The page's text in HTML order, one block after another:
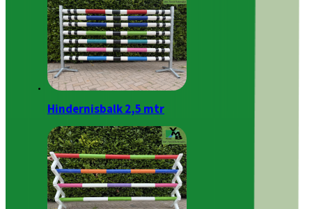
Hindernisbalk 2,5 mtr